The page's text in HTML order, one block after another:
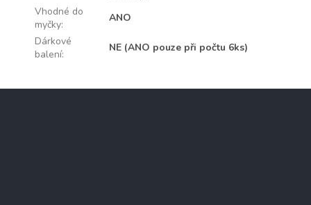
Vhodné do
myčky:
ANO
Dárkové
balení:
NE (ANO pouze při počtu 6ks)
Z